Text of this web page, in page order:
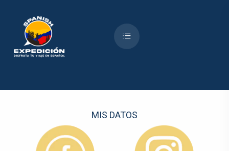
MIS DATOS